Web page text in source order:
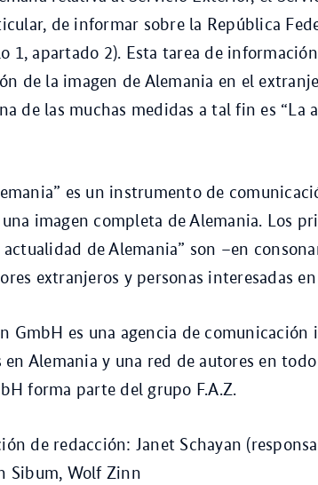
de informar sobre la República
1, apartado 2). Esta tarea de
de la imagen de Alemania en el
de las muchas medidas a tal fin es “La
es un instrumento de
imagen completa de Alemania. Los
de Alemania” son –en
extranjeros y personas interesadas
GmbH es una agencia de comunicación
Alemania y una red de autores en
forma parte del grupo F.A.Z.
de redacción: Janet Schayan
Sibum, Wolf Zinn